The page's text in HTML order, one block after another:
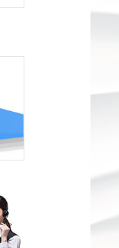
臭氧老化试验箱的工作原理和日常操作